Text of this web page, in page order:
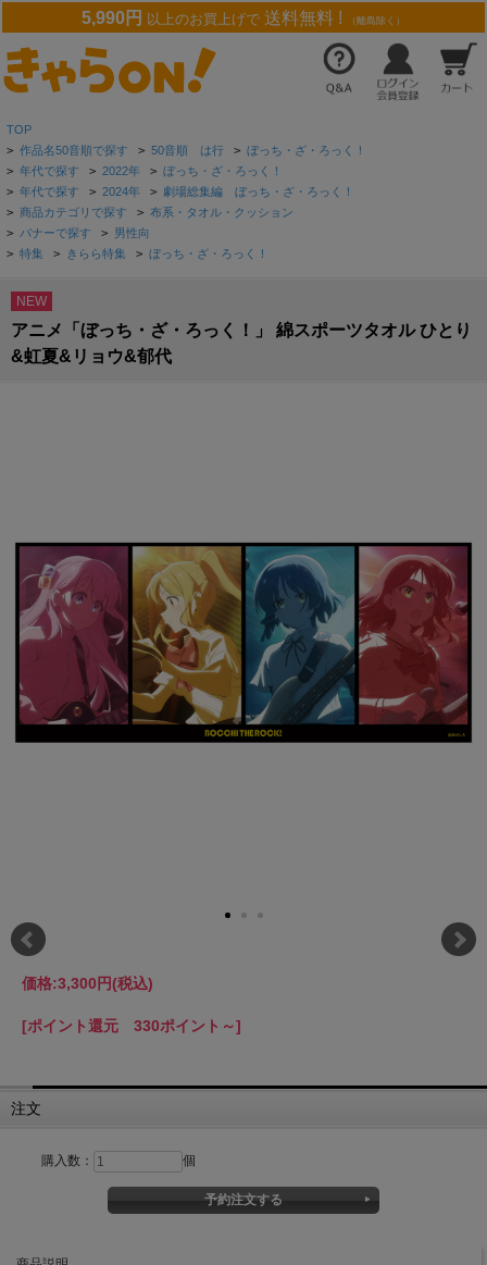
5,990円 以上のお買上げで 送料無料 ! （離島除く）
TOP
> 作品名50音順で探す > 50音順 は行 > ぼっち・ざ・ろっく！
> 年代で探す > 2022年 > ぼっち・ざ・ろっく！
> 年代で探す > 2024年 > 劇場総集編 ぼっち・ざ・ろっく！
> 商品カテゴリで探す > 布系・タオル・クッション
> バナーで探す > 男性向
> 特集 > きらら特集 > ぼっち・ざ・ろっく！
NEW
アニメ「ぼっち・ざ・ろっく！」 綿スポーツタオル ひとり
&虹夏&リョウ&郁代
価格:3,300円(税込)
[ポイント還元 330ポイント～]
注文
購入数： 個